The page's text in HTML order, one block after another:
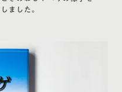
ました。